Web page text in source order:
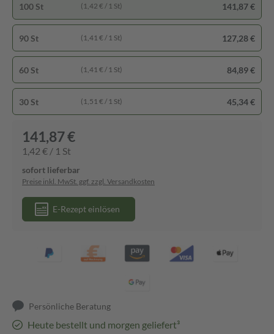
100 St (1,42 € / 1 St) 141,87 €
90 St (1,41 € / 1 St) 127,28 €
60 St (1,41 € / 1 St) 84,89 €
30 St (1,51 € / 1 St) 45,34 €
141,87 €
1,42 € / 1 St
sofort lieferbar
Preise inkl. MwSt. ggf. zzgl. Versandkosten
E-Rezept einlösen
Persönliche Beratung
Heute bestellt und morgen geliefert³